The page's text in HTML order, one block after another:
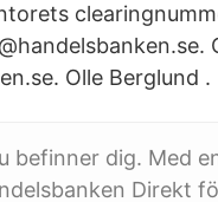
Olle Berglund .
befinner dig. Med
Direkt